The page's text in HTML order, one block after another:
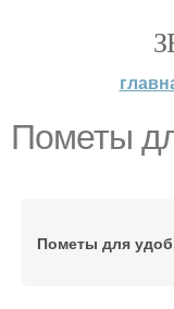
Пометы
Пометы для